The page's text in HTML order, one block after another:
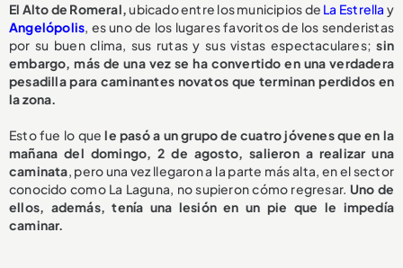
El Alto de Romeral,ubicado entre los municipios de La Estrella y
Angelópolis, es uno de los lugares favoritos de los senderistas
por su buen clima, sus rutas y sus vistas espectaculares;sin
embargo, más de una vez se ha convertido en una verdadera
pesadilla para caminantes novatos que terminan perdidos en
la zona.
Esto fue lo quele pasó a un grupo de cuatro jóvenes que en la
mañana del domingo, 2 de agosto, salieron a realizar una
caminata, pero una vez llegaron a la parte más alta, en el sector
conocido como La Laguna, no supieron cómo regresar. Uno de
ellos, además, tenía una lesión en un pie que le impedía
caminar.